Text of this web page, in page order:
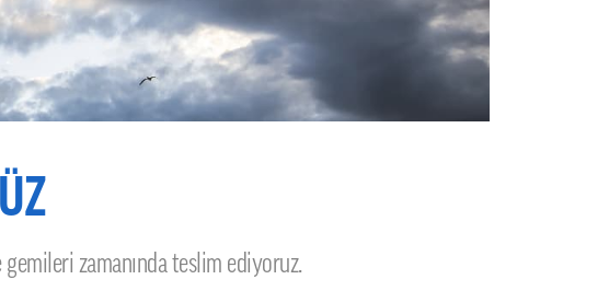
zamanında teslim ediyoruz.